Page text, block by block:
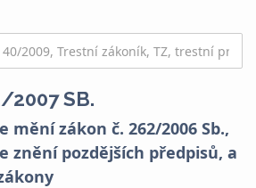
2007 SB.
mění zákon č. 262/2006 Sb.,
znění pozdějších předpisů, a